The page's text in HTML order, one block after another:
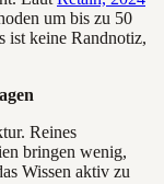
um bis zu 50
ist keine Randnotiz,
Reines
bringen wenig,
Wissen aktiv zu